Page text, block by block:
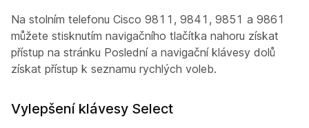
Na stolním telefonu Cisco 9811, 9841, 9851 a 9861
můžete stisknutím navigačního tlačítka nahoru získat
přístup na stránku Poslední a navigační klávesy dolů
získat přístup k seznamu rychlých voleb.
Vylepšení klávesy Select